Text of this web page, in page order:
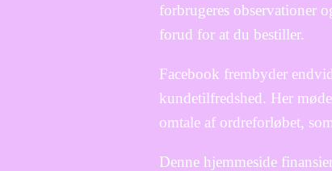
forbrugeres observationer
forud for at du bestiller.
Facebook frembyder
kundetilfredshed. Her
omtale af ordreforløbet,
Denne hjemmeside